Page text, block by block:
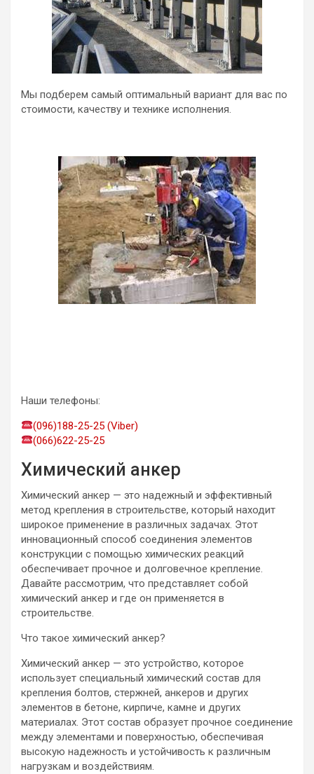
Мы подберем самый оптимальный вариант для вас по
стоимости, качеству и технике исполнения.
Наши телефоны:
(096)188-25-25 (Viber)
(066)622-25-25
Химический анкер
Химический анкер — это надежный и эффективный
метод крепления в строительстве, который находит
широкое применение в различных задачах. Этот
инновационный способ соединения элементов
конструкции с помощью химических реакций
обеспечивает прочное и долговечное крепление.
Давайте рассмотрим, что представляет собой
химический анкер и где он применяется в
строительстве.
Что такое химический анкер?
Химический анкер — это устройство, которое
использует специальный химический состав для
крепления болтов, стержней, анкеров и других
элементов в бетоне, кирпиче, камне и других
материалах. Этот состав образует прочное соединение
между элементами и поверхностью, обеспечивая
высокую надежность и устойчивость к различным
нагрузкам и воздействиям.